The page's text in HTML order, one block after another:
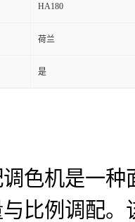
HA180
荷兰
是
色机是一
比例调配